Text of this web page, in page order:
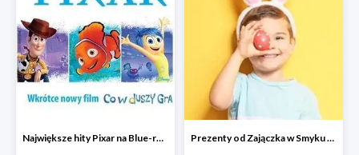
Największe hity Pixar na Blue-rey i DVD w Smyku - drugi film -50% Prezenty od Zajączka w Smyku do -50%